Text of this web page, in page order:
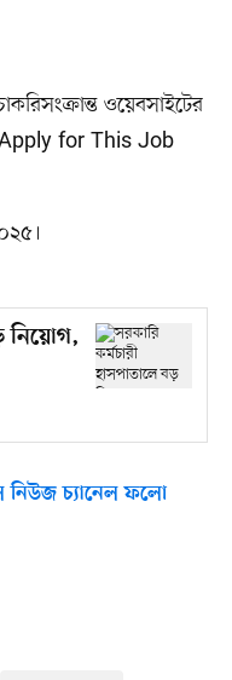
ওয়েবসাইটের
Apply for This Job
নিয়োগ,
চ্যানেল ফলো